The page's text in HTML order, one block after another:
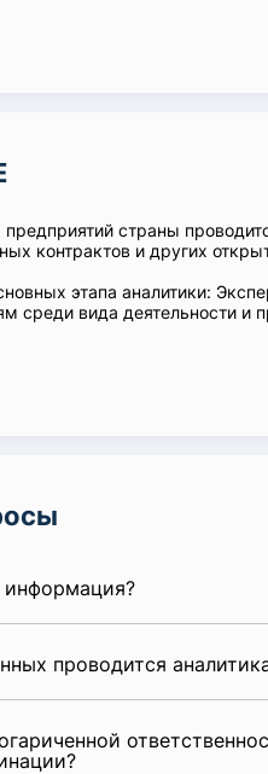
страны
контрактов и других
этапа аналитики:
среди вида деятельности и
информация?
проводится